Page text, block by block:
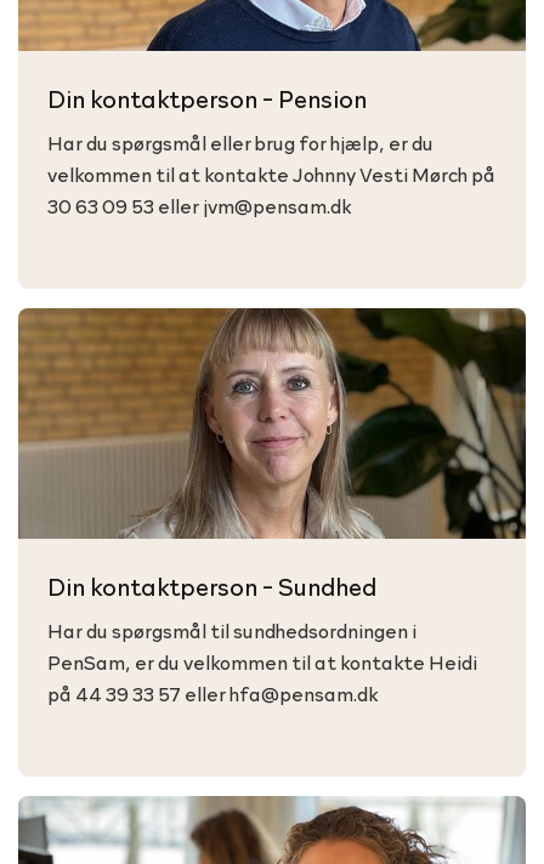
Din kontaktperson - Pension
Har du spørgsmål eller brug for hjælp, er du
velkommen til at kontakte Johnny Vesti Mørch på
30 63 09 53 eller jvm@pensam.dk
Din kontaktperson - Sundhed
Har du spørgsmål til sundhedsordningen i
PenSam, er du velkommen til at kontakte Heidi
på 44 39 33 57 eller hfa@pensam.dk